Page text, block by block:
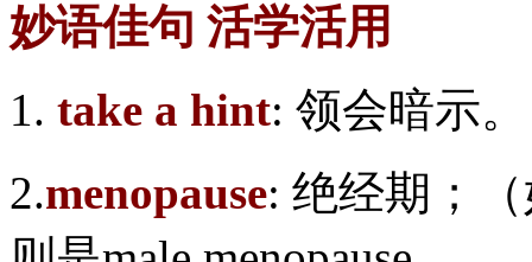
妙语佳句 活学活用
1. take a hint: 领会暗示。
2.menopause: 绝经期；